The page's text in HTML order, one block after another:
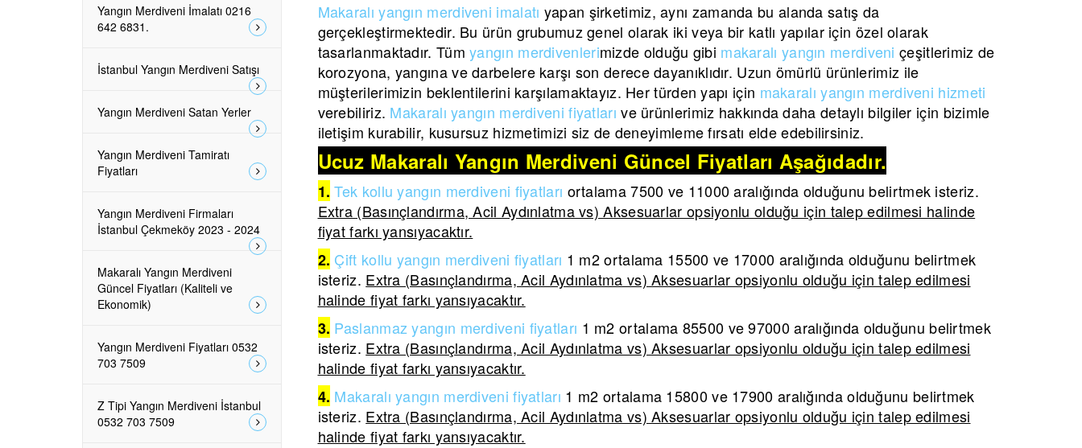
Makaralı yangın merdiveni imalatı yapan şirketimiz, aynı zamanda bu alanda satış da
gerçekleştirmektedir. Bu ürün grubumuz genel olarak iki veya bir katlı yapılar için özel olarak
tasarlanmaktadır. Tümyangın merdivenlerimizde olduğu gibi makaralı yangın merdiveni çeşitlerimiz de
korozyona, yangına ve darbelere karşı son derece dayanıklıdır. Uzun ömürlü ürünlerimiz ile
müşterilerimizin beklentilerini karşılamaktayız. Her türden yapı için makaralı yangın merdiveni hizmeti
verebiliriz. Makaralı yangın merdiveni fiyatları ve ürünlerimiz hakkında daha detaylı bilgiler için bizimle
iletişim kurabilir, kusursuz hizmetimizi siz de deneyimleme fırsatı elde edebilirsiniz.
Ucuz Makaralı Yangın Merdiveni Güncel Fiyatları Aşağıdadır.
1. Tek kollu yangın merdiveni fiyatları ortalama 7500 ve 11000 aralığında olduğunu belirtmek isteriz.
Extra (Basınçlandırma, Acil Aydınlatma vs) Aksesuarlar opsiyonlu olduğu için talep edilmesi halinde
fiyat farkı yansıyacaktır.
2. Çift kollu yangın merdiveni fiyatları 1 m2 ortalama 15500 ve 17000 aralığında olduğunu belirtmek
isteriz. Extra (Basınçlandırma, Acil Aydınlatma vs) Aksesuarlar opsiyonlu olduğu için talep edilmesi
halinde fiyat farkı yansıyacaktır.
3. Paslanmaz yangın merdiveni fiyatları 1 m2 ortalama 85500 ve 97000 aralığında olduğunu belirtmek
isteriz. Extra (Basınçlandırma, Acil Aydınlatma vs) Aksesuarlar opsiyonlu olduğu için talep edilmesi
halinde fiyat farkı yansıyacaktır.
4. Makaralı yangın merdivenifiyatları 1 m2 ortalama 15800 ve 17900 aralığında olduğunu belirtmek
isteriz. Extra (Basınçlandırma, Acil Aydınlatma vs) Aksesuarlar opsiyonlu olduğu için talep edilmesi
halinde fiyat farkı yansıyacaktır.
Yangın Merdiveni İmalatı 0216
642 6831.
İstanbul Yangın Merdiveni Satışı
Yangın Merdiveni Satan Yerler
Yangın Merdiveni Tamiratı
Fiyatları
Yangın Merdiveni Firmaları
İstanbul Çekmeköy 2023 - 2024
Makaralı Yangın Merdiveni
Güncel Fiyatları (Kaliteli ve
Ekonomik)
Yangın Merdiveni Fiyatları 0532
703 7509
Z Tipi Yangın Merdiveni İstanbul
0532 703 7509